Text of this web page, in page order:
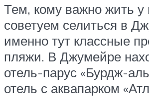
Тем, кому важно жить у
советуем селиться в
именно тут классные
пляжи. В Джумейре
отель-парус «Бурдж-
отель с аквапарком